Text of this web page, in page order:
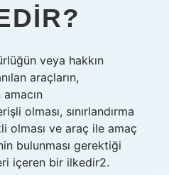
veya hakkın
araçların,
amacın
olması, sınırlandırma
olması ve araç ile amaç
bulunması gerektiği
içeren bir ilkedir2.